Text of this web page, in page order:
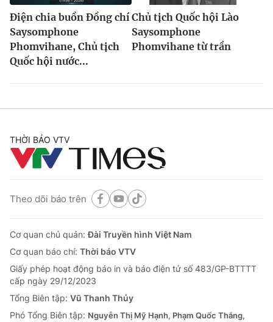
Điện chia buồn Đồng chí
Saysomphone
Phomvihane, Chủ tịch
Quốc hội nước...
Chủ tịch Quốc hội Lào
Saysomphone
Phomvihane từ trần
THỜI BÁO VTV
Theo dõi báo trên
Cơ quan chủ quản:Đài Truyền hình Việt Nam
Cơ quan báo chí: Thời báo VTV
Giấy phép hoạt động báo in và báo điện tử số 483/GP-BTTTT
cấp ngày 29/12/2023
Tổng Biên tập: Vũ Thanh Thủy
Phó Tổng Biên tập: Nguyễn Thị Mỹ Hạnh, Phạm Quốc Thắng,